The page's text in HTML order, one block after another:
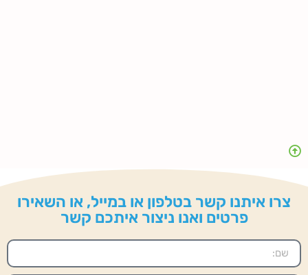
צרו איתנו קשר בטלפון או במייל, או השאירו
פרטים ואנו ניצור איתכם קשר